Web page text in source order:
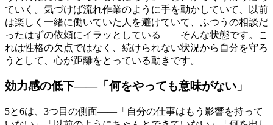
ていく。気づけば流れ作業のように手を動かしていて、以前
は楽しく一緒に働いていた人を避けていて、ふつうの相談だ
ったはずの依頼にイラッとしている——そんな状態です。こ
れは性格の欠点ではなく、続けられない状況から自分を守ろ
うとして、心が距離をとっている動きです。
効力感の低下——「何をやっても意味がない」
5と6は、3つ目の側面——「自分の仕事はもう影響を持って